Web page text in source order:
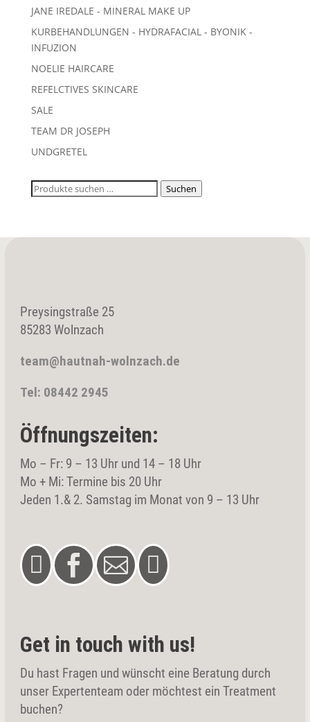
JANE IREDALE - MINERAL MAKE UP
KURBEHANDLUNGEN - HYDRAFACIAL - BYONIK -
INFUZION
NOELIE HAIRCARE
REFELCTIVES SKINCARE
SALE
TEAM DR JOSEPH
UNDGRETEL
Suchen
Suchen
Preysingstraße 25
85283 Wolnzach
team@hautnah-wolnzach.de
Tel: 08442 2945
Öffnungszeiten:
Mo – Fr: 9 – 13 Uhr und 14 – 18 Uhr
Mo + Mi: Termine bis 20 Uhr
Jeden 1.& 2. Samstag im Monat von 9 – 13 Uhr
   
Get in touch with us!
Du hast Fragen und wünscht eine Beratung durch
unser Expertenteam oder möchtest ein Treatment
buchen?